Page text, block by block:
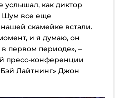
услышал, как диктор
Шум все еще
скамейке встали.
и я думаю, он
первом периоде», –
пресс-конференции
Лайтнинг» Джон